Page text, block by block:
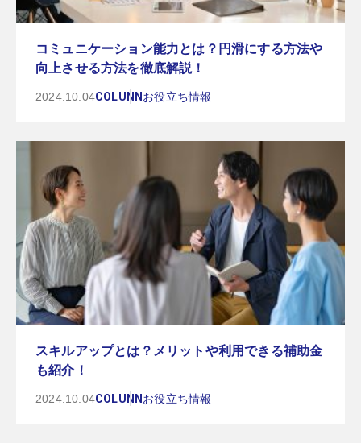
コミュニケーション能力とは？円滑にする方法や
向上させる方法を徹底解説！
2024.10.04COLUNN お役立ち情報
スキルアップとは？メリットや利用できる補助金
も紹介！
2024.10.04COLUNN お役立ち情報